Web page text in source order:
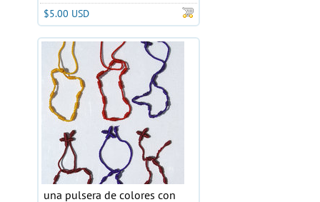
$5.00 USD
una pulsera de colores con